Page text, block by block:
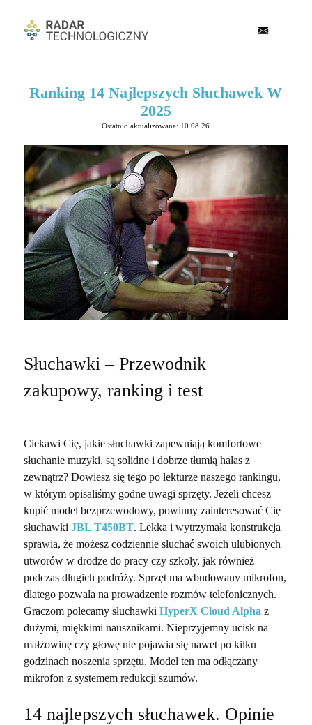
Ranking 14 Najlepszych Słuchawek W
2025
Ostatnio aktualizowane: 10.08.26
Słuchawki – Przewodnik
zakupowy, ranking i test
Ciekawi Cię, jakie słuchawki zapewniają komfortowe
słuchanie muzyki, są solidne i dobrze tłumią hałas z
zewnątrz? Dowiesz się tego po lekturze naszego rankingu,
w którym opisaliśmy godne uwagi sprzęty. Jeżeli chcesz
kupić model bezprzewodowy, powinny zainteresować Cię
słuchawki JBL T450BT. Lekka i wytrzymała konstrukcja
sprawia, że możesz codziennie słuchać swoich ulubionych
utworów w drodze do pracy czy szkoły, jak również
podczas długich podróży. Sprzęt ma wbudowany mikrofon,
dlatego pozwala na prowadzenie rozmów telefonicznych.
Graczom polecamy słuchawki HyperX Cloud Alpha z
dużymi, miękkimi nausznikami. Nieprzyjemny ucisk na
małżowinę czy głowę nie pojawia się nawet po kilku
godzinach noszenia sprzętu. Model ten ma odłączany
mikrofon z systemem redukcji szumów.
14 najlepszych słuchawek. Opinie